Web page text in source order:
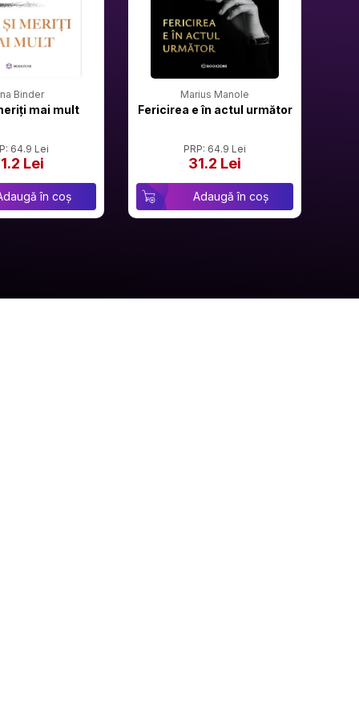
Binder
mai mult
64.9 Lei
Lei
în coș
Marius Manole
Fericirea e în actul următor
PRP: 64.9 Lei
31.2 Lei
Adaugă în coș